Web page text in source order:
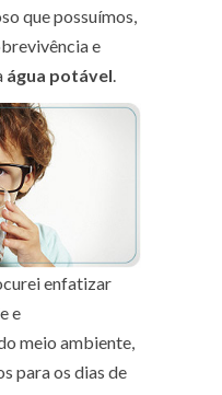
que possuímos,
e
água potável.
enfatizar
e
meio ambiente,
para os dias de